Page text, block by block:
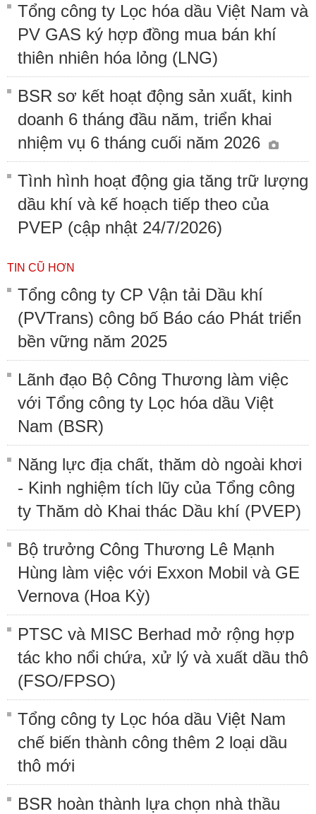
Tổng công ty Lọc hóa dầu Việt Nam và
PV GAS ký hợp đồng mua bán khí
thiên nhiên hóa lỏng (LNG)
BSR sơ kết hoạt động sản xuất, kinh
doanh 6 tháng đầu năm, triển khai
nhiệm vụ 6 tháng cuối năm 2026
Tình hình hoạt động gia tăng trữ lượng
dầu khí và kế hoạch tiếp theo của
PVEP (cập nhật 24/7/2026)
TIN CŨ HƠN
Tổng công ty CP Vận tải Dầu khí
(PVTrans) công bố Báo cáo Phát triển
bền vững năm 2025
Lãnh đạo Bộ Công Thương làm việc
với Tổng công ty Lọc hóa dầu Việt
Nam (BSR)
Năng lực địa chất, thăm dò ngoài khơi
- Kinh nghiệm tích lũy của Tổng công
ty Thăm dò Khai thác Dầu khí (PVEP)
Bộ trưởng Công Thương Lê Mạnh
Hùng làm việc với Exxon Mobil và GE
Vernova (Hoa Kỳ)
PTSC và MISC Berhad mở rộng hợp
tác kho nổi chứa, xử lý và xuất dầu thô
(FSO/FPSO)
Tổng công ty Lọc hóa dầu Việt Nam
chế biến thành công thêm 2 loại dầu
thô mới
BSR hoàn thành lựa chọn nhà thầu